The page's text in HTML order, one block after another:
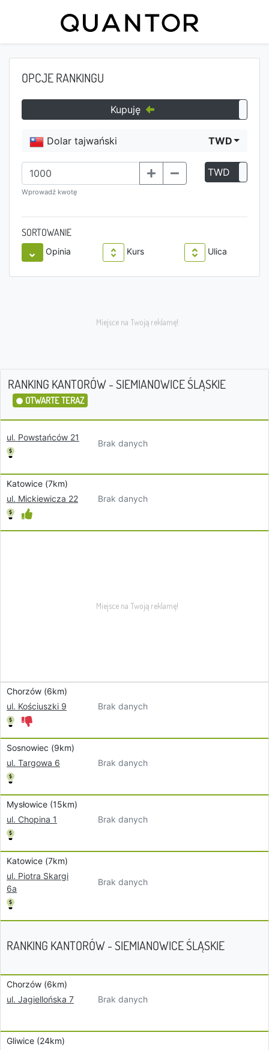
OPCJE RANKINGU
Kupuję
Dolar tajwański TWD
Wprowadź kwotę
TWD
SORTOWANIE
Opinia Kurs Ulica
RANKING KANTORÓW - SIEMIANOWICE ŚLĄSKIE
OTWARTE TERAZ
ul. Powstańców 21
Brak danych
Katowice (7km)
ul. Mickiewicza 22
Brak danych
Chorzów (6km)
ul. Kościuszki 9
Brak danych
Sosnowiec (9km)
ul. Targowa 6
Brak danych
Mysłowice (15km)
ul. Chopina 1
Brak danych
Katowice (7km)
ul. Piotra Skargi
6a
Brak danych
RANKING KANTORÓW - SIEMIANOWICE ŚLĄSKIE
Chorzów (6km)
ul. Jagiellońska 7
Brak danych
Gliwice (24km)